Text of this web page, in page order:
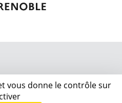
vous donne le contrôle sur